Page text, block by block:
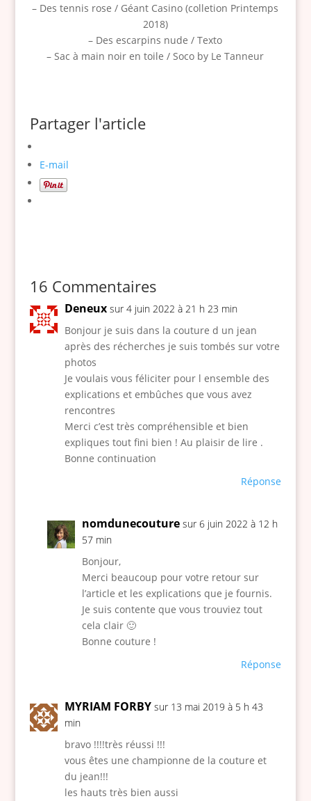
– Des tennis rose / Géant Casino (colletion Printemps
2018)
– Des escarpins nude / Texto
– Sac à main noir en toile / Soco by Le Tanneur
Partager l'article
E-mail
16 Commentaires
Deneux sur 4 juin 2022 à 21 h 23 min
Bonjour je suis dans la couture d un jean
après des récherches je suis tombés sur votre
photos
Je voulais vous féliciter pour l ensemble des
explications et embûches que vous avez
rencontres
Merci c’est très compréhensible et bien
expliques tout fini bien ! Au plaisir de lire .
Bonne continuation
Réponse
nomdunecouture sur 6 juin 2022 à 12 h
57 min
Bonjour,
Merci beaucoup pour votre retour sur
l’article et les explications que je fournis.
Je suis contente que vous trouviez tout
cela clair 🙂
Bonne couture !
Réponse
MYRIAM FORBY sur 13 mai 2019 à 5 h 43
min
bravo !!!!très réussi !!!
vous êtes une championne de la couture et
du jean!!!
les hauts très bien aussi